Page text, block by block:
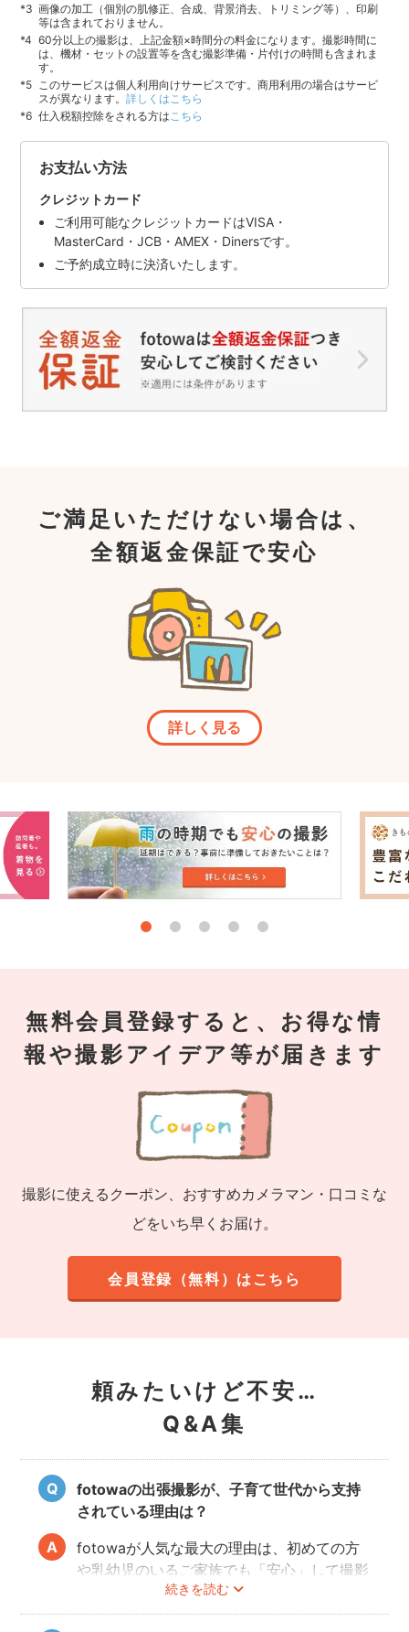
画像の加工（個別の肌修正、合成、背景消去、トリミング等）、印刷
等は含まれておりません。
60分以上の撮影は、上記金額×時間分の料金になります。撮影時間に
は、機材・セットの設置等を含む撮影準備・片付けの時間も含まれま
す。
このサービスは個人利用向けサービスです。商用利用の場合はサービ
スが異なります。詳しくはこちら
仕入税額控除をされる方はこちら
お支払い方法
クレジットカード
ご利用可能なクレジットカードはVISA・
MasterCard・JCB・AMEX・Dinersです。
ご予約成立時に決済いたします。
ご満足いただけない場合は、
全額返金保証で安心
詳しく見る
無料会員登録すると、お得な情
報や撮影アイデア等が届きます
撮影に使えるクーポン、おすすめカメラマン・口コミな
どをいち早くお届け。
会員登録（無料）はこちら
頼みたいけど不安…
Q&A集
fotowaの出張撮影が、子育て世代から支持
されている理由は？
続きを読む
fotowaが人気な最大の理由は、初めての方
や乳幼児のいるご家族でも「安心」して撮影
を楽しんでいただけることです。
厳しい審査を通過した、赤ちゃん・子どもの